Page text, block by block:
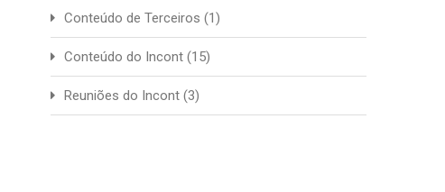
Conteúdo de Terceiros (1)
Conteúdo do Incont (15)
Reuniões do Incont (3)